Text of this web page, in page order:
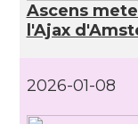
Ascens
l'Ajax
2026-01-08